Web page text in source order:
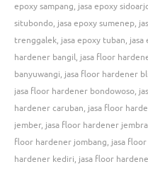
epoxy sampang, jasa epoxy
situbondo, jasa epoxy sumenep,
trenggalek, jasa epoxy tuban, jasa
hardener bangil, jasa floor
banyuwangi, jasa floor hardener
jasa floor hardener bondowoso,
hardener caruban, jasa floor
jember, jasa floor hardener
floor hardener jombang, jasa
hardener kediri, jasa floor